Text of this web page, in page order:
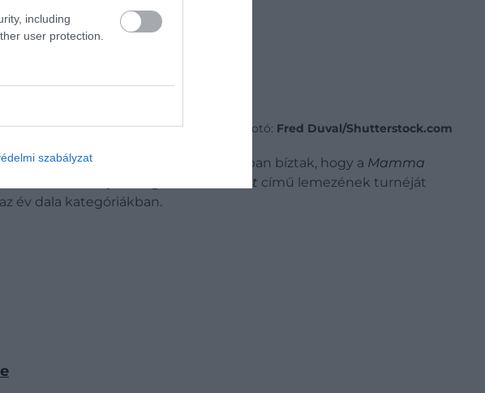
including
user protection.
szabályzat
Fotó: Fred Duval/Shutterstock.com
viszontlátni az énekesnőt: sokan abban bíztak, hogy a Mamma
Az énekesnő jelenleg Short n’ Sweet című lemezének turnéját
év dala kategóriákban.